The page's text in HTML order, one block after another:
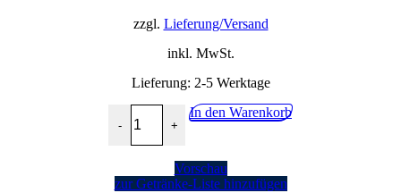
zzgl. Lieferung/Versand
inkl. MwSt.
Lieferung: 2-5 Werktage
-
Coca Cola Zero 24x0,33L Menge
+
In den Warenkorb
Vorschau
zur Getränke-Liste hinzufügen